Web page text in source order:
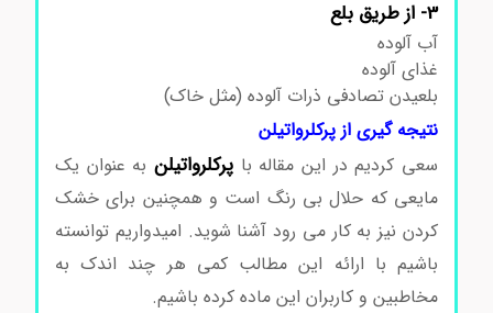
آب آلوده
غذای آلوده
بلعیدن تصادفی ذرات آلوده (مثل خاک)
نتیجه گیری از پرکلرواتیلن
سعی کردیم در این مقاله با پرکلرواتیلنبه عنوان یک
مایعی که حلال بی رنگ است و همچنین برای خشک
کردن نیز به کار می رود آشنا شوید. امیدواریم توانسته
باشیم با ارائه این مطالب کمی هر چند اندک به
مخاطبین و کاربران این ماده کرده باشیم.